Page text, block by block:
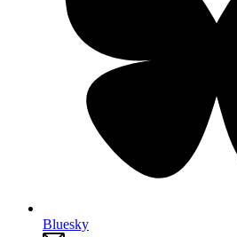
Bluesky